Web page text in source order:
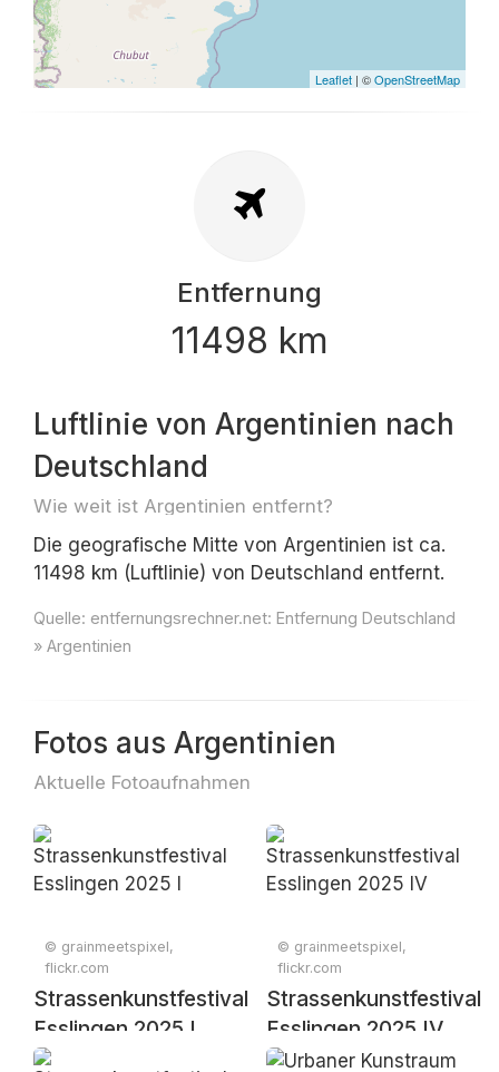
Leaflet | ©OpenStreetMap
Entfernung
11498 km
Luftlinie von Argentinien nach
Deutschland
Wie weit ist Argentinien entfernt?
Die geografische Mitte von Argentinien ist ca.
11498 km (Luftlinie) von Deutschland entfernt.
Quelle: entfernungsrechner.net: Entfernung Deutschland
» Argentinien
Fotos aus Argentinien
Aktuelle Fotoaufnahmen
© grainmeetspixel,
flickr.com
Strassenkunstfestival
Esslingen 2025 I
© grainmeetspixel,
flickr.com
Strassenkunstfestival
Esslingen 2025 IV